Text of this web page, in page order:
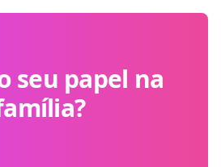
seu papel na